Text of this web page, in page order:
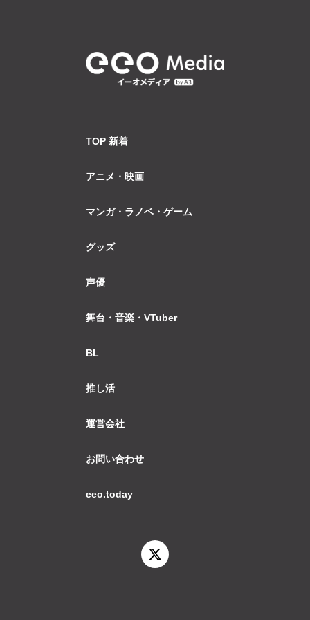
TOP 新着
アニメ・映画
マンガ・ラノベ・ゲーム
グッズ
声優
舞台・音楽・VTuber
BL
推し活
運営会社
お問い合わせ
eeo.today